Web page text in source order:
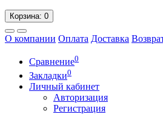
Корзина: 0
О компании Оплата Доставка
Сравнение0
Закладки0
Личный кабинет
Авторизация
Регистрация